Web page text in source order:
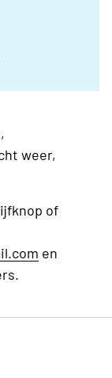
weer,
of
en